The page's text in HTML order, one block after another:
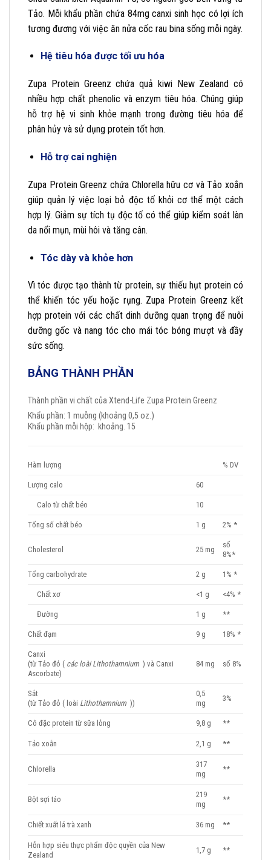
Tảo. Mỗi khẩu phần chứa 84mg canxi sinh học có lợi ích
tương đương với việc ăn nửa cốc rau bina sống mỗi ngày.
Hệ tiêu hóa được tối ưu hóa
Zupa Protein Greenz chứa quả kiwi New Zealand có
nhiều hợp chất phenolic và enzym tiêu hóa. Chúng giúp
hỗ trợ hệ vi sinh khỏe mạnh trong đường tiêu hóa để
phân hủy và sử dụng protein tốt hơn.
Hỗ trợ cai nghiện
Zupa Protein Greenz chứa Chlorella hữu cơ và Tảo xoắn
giúp quản lý việc loại bỏ độc tố khỏi cơ thể một cách
hợp lý. Giảm sự tích tụ độc tố có thể giúp kiểm soát làn
da nổi mụn, mùi hôi và tăng cân.
Tóc dày và khỏe hơn
Vì tóc được tạo thành từ protein, sự thiếu hụt protein có
thể khiến tóc yếu hoặc rụng. Zupa Protein Greenz kết
hợp protein với các chất dinh dưỡng quan trọng để nuôi
dưỡng gốc và nang tóc cho mái tóc bóng mượt và đầy
sức sống.
BẢNG THÀNH PHẦN
Thành phần vi chất của Xtend-Life Zupa Protein Greenz
Khẩu phần: 1 muỗng (khoảng 0,5 oz.)
Khẩu phần mỗi hộp: khoảng. 15
Hàm lượng % DV
Lượng calo 60
Calo từ chất béo 10
Tổng số chất béo 1 g 2% *
Cholesterol 25 mg
số
8%*
Tổng carbohydrate 2 g 1% *
Chất xơ <1 g <4% *
Đường 1 g **
Chất đạm 9 g 18% *
Canxi
(từ Tảo đỏ ( các loài Lithothamnium ) và Canxi
Ascorbate)
84 mg số 8%
Sắt
(từ Tảo đỏ ( loài Lithothamnium ))
0,5
mg
3%
Cô đặc protein từ sữa lỏng 9,8 g **
Tảo xoắn 2,1 g **
Chlorella
317
mg
**
Bột sợi táo
219
mg
**
Chiết xuất lá trà xanh 36 mg **
Hỗn hợp siêu thực phẩm độc quyền của New
Zealand
1,7 g **